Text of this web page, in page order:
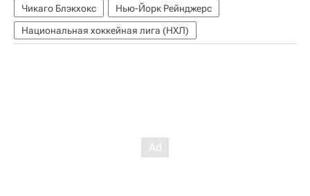
Чикаго Блэкхокс
Нью-Йорк Рейнджерс
Национальная хоккейная лига (НХЛ)